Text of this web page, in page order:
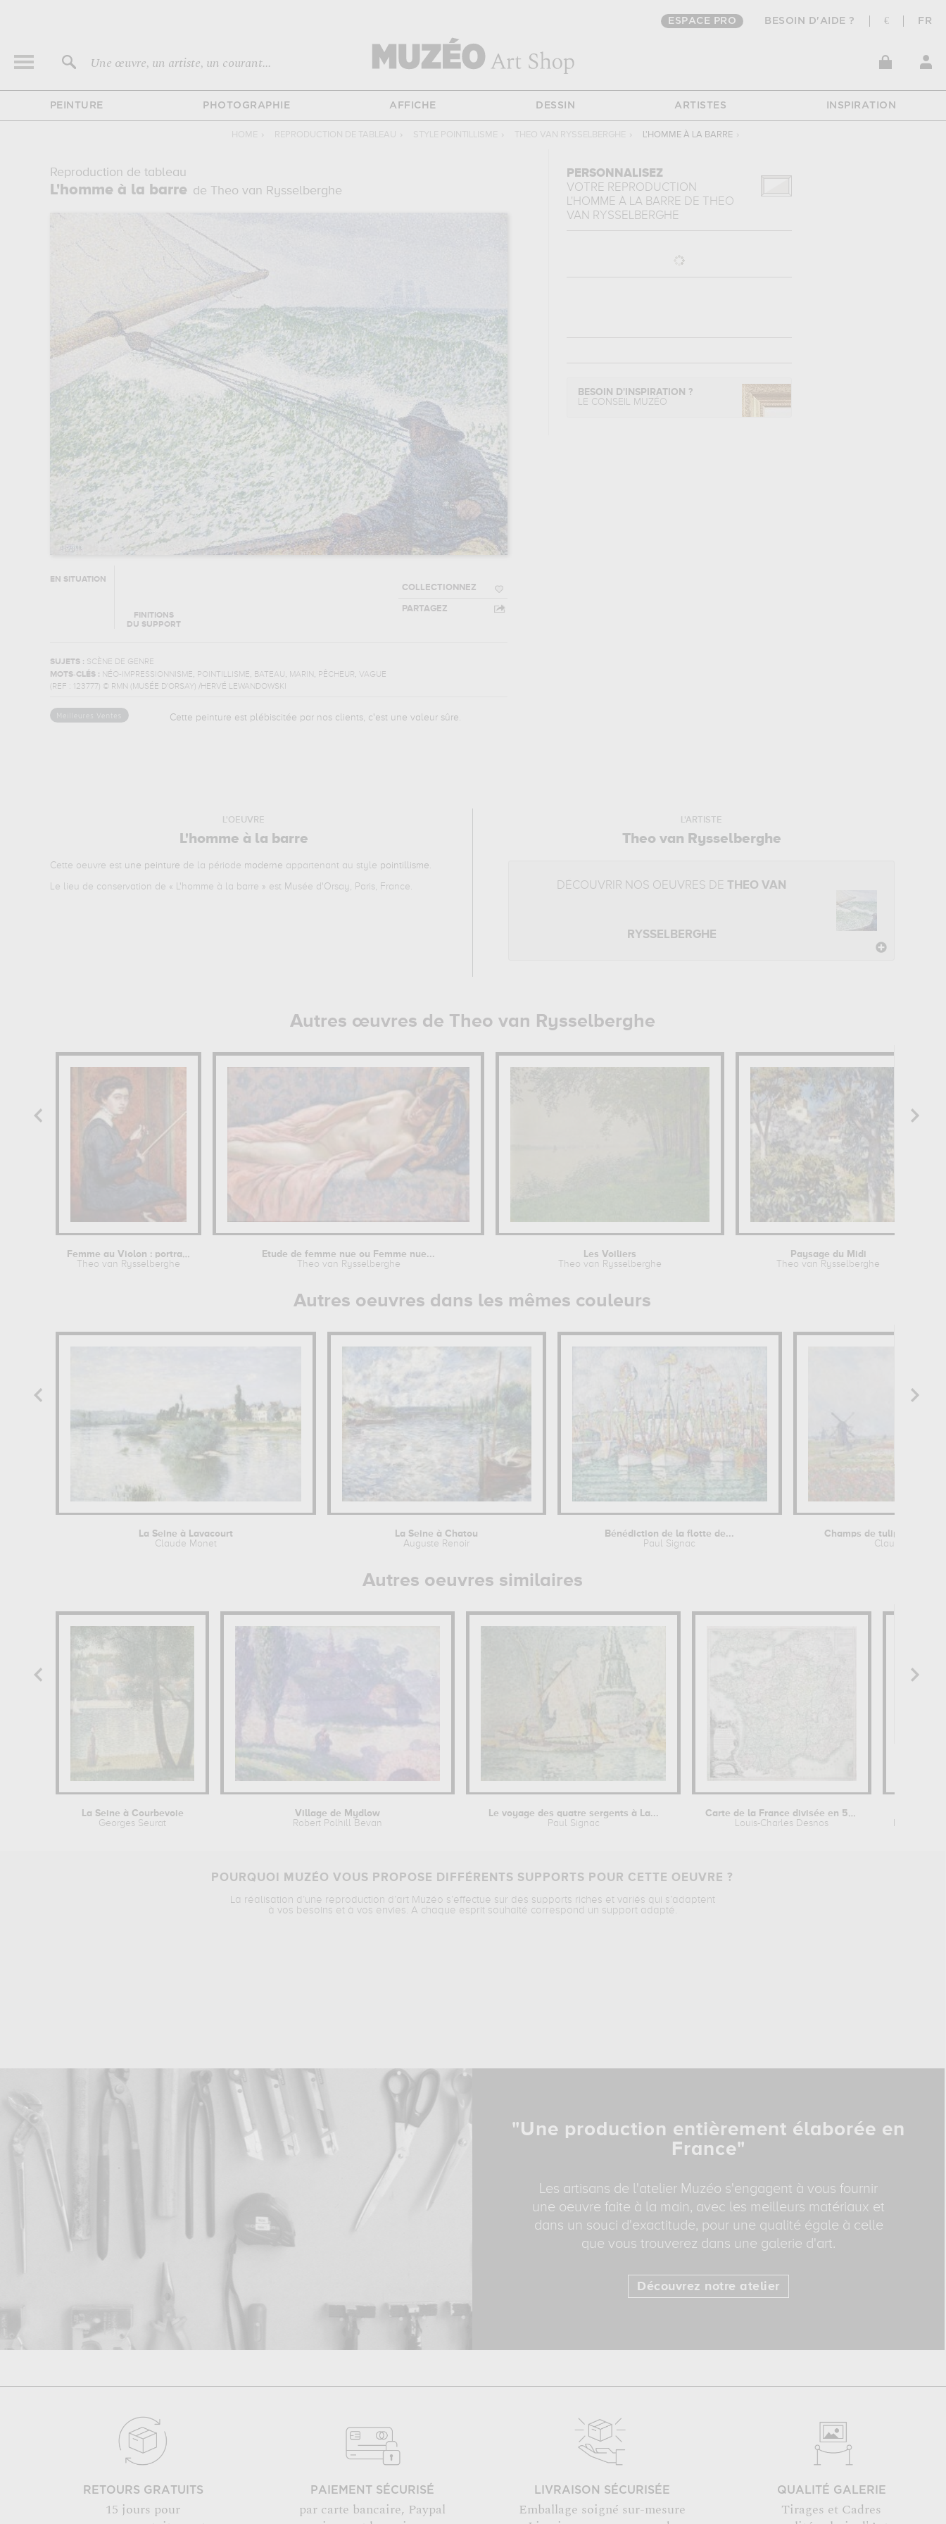
ESPACE PRO BESOIN D'AIDE ? € FR
Une œuvre, un artiste, un courant...
PEINTURE PHOTOGRAPHIE AFFICHE DESSIN ARTISTES INSPIRATION
HOME › REPRODUCTION DE TABLEAU › STYLE POINTILLISME › THEO VAN RYSSELBERGHE › L'HOMME À LA BARRE ›
Reproduction de tableau
L'homme à la barre de Theo van Rysselberghe
EN SITUATION
FINITIONS
DU SUPPORT
COLLECTIONNEZ
PARTAGEZ
SUJETS : SCÈNE DE GENRE
MOTS-CLÉS : NÉO-IMPRESSIONNISME, POINTILLISME, BATEAU, MARIN, PÊCHEUR, VAGUE
(REF :
123777) © RMN (MUSÉE D'ORSAY) /HERVÉ LEWANDOWSKI
Cette peinture est plébiscitée par nos clients, c'est une valeur sûre.
PERSONNALISEZ
VOTRE REPRODUCTION
L'HOMME À LA BARRE DE
THEO
VAN RYSSELBERGHE
BESOIN D'INSPIRATION ?
LE CONSEIL MUZÉO
L'OEUVRE
L'homme à la barre
Cette oeuvre est une peinture de la période moderne appartenant au style pointillisme.
Le lieu de conservation de « L'homme à la barre » est Musée d'Orsay, Paris, France.
L'ARTISTE
Theo van Rysselberghe
DÉCOUVRIR NOS OEUVRES DE THEO VAN
RYSSELBERGHE
Autres œuvres de Theo van Rysselberghe
Femme au Violon : portrait de Renée...
Theo van Rysselberghe
Etude de femme nue ou Femme nue...
Theo van Rysselberghe
Les Voiliers
Theo van Rysselberghe
Paysage du Midi
Theo van Rysselberghe
Autres oeuvres dans les mêmes couleurs
La Seine à Lavacourt
Claude Monet
La Seine à Chatou
Auguste Renoir
Bénédiction de la flotte de...
Paul Signac
Champs de tulipes près
Claude Monet
Autres oeuvres similaires
La Seine à Courbevoie
Georges Seurat
Village de Mydlow
Robert Polhill Bevan
Le voyage des quatre sergents à La...
Paul Signac
Carte de la France divisée en 58...
Louis-Charles Desnos
POURQUOI MUZÉO VOUS PROPOSE DIFFÉRENTS SUPPORTS POUR CETTE OEUVRE ?
La réalisation d’une reproduction d’art Muzéo s’effectue sur des supports riches et variés qui s’adaptent
à vos besoins et à vos envies. A chaque esprit souhaité correspond un support adapté.
"Une production entièrement élaborée en
France"
Les artisans de l'atelier Muzéo s'engagent à vous fournir
une oeuvre faite à la main, avec les meilleurs matériaux et
dans un souci d'exactitude, pour une qualité égale à celle
que vous trouverez dans une galerie d'art.
Découvrez notre atelier
RETOURS GRATUITS
15 jours pour
PAIEMENT SÉCURISÉ
par carte bancaire, Paypal
LIVRAISON SÉCURISÉE
Emballage soigné sur-mesure
QUALITÉ GALERIE
Tirages et Cadres